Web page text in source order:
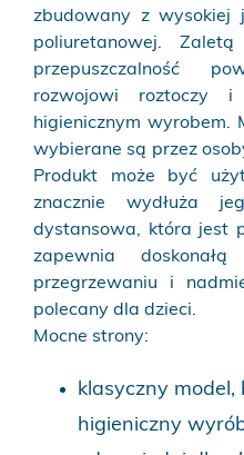
zbudowany z wysokiej
poliuretanowej.
przepuszczalność
rozwojowi roztoczy
higienicznym wyrobem.
wybierane są przez
Produkt może być
znacznie wydłuża
dystansowa, która jest
zapewnia
przegrzewaniu i
polecany dla dzieci.
Mocne strony:
klasyczny model,
higieniczny